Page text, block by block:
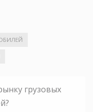
грузовых